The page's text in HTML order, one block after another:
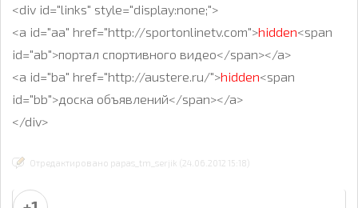
<div id="links" style="display:none;">
<a id="aa" href="http://sportonlinetv.com">hidden<span
id="ab">портал спортивного видео</span></a>
<a id="ba" href="http://austere.ru/">hidden<span
id="bb">доска объявлений</span></a>
</div>
Отредактировано papas_tm_serjik (24.06.2012 15:18)